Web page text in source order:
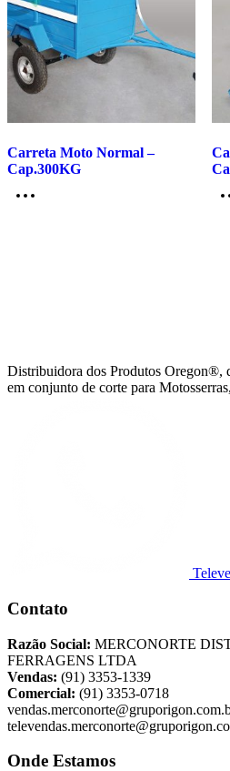
Carreta Moto Normal –
Cap.300KG
Distribuidora dos Produtos Oregon®,
em conjunto de corte para
Contato
Razão Social: MERCONORTE
FERRAGENS LTDA
Vendas: (91) 3353-1339
Comercial: (91) 3353-0718
Onde Estamos